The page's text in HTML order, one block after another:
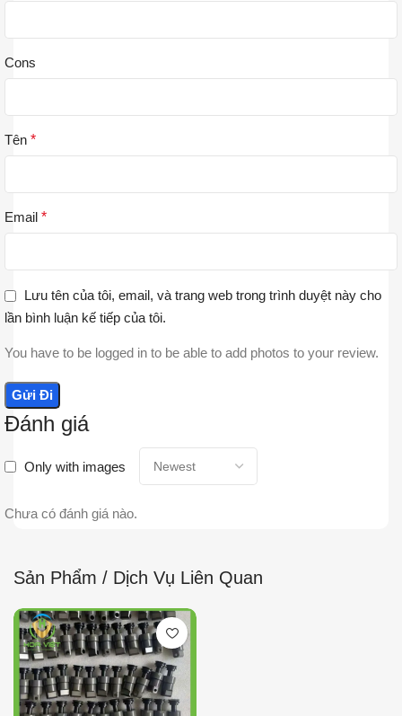
Đánh giá
Only with images
Chưa có đánh giá nào.
Cons
Tên *
Email *
Lưu tên của tôi, email, và trang web trong trình duyệt này cho
lần bình luận kế tiếp của tôi.
You have to be logged in to be able to add photos to your review.
Sản Phẩm / Dịch Vụ Liên Quan